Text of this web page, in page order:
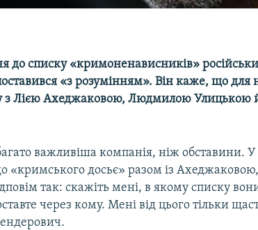
до списку «кримоненависників»
«з розумінням». Він каже, що для
з Лією Ахеджаковою, Людмилою Улицькою
важливіша компанія, ніж обставини. У
«кримського досьє» разом із
так: скажіть мені, в якому списку
через кому. Мені від цього тільки